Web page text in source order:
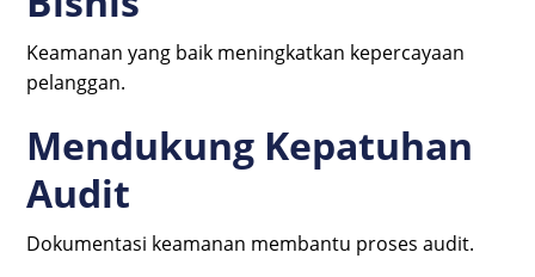
Keamanan yang baik meningkatkan kepercayaan
pelanggan.
Mendukung Kepatuhan
Audit
Dokumentasi keamanan membantu proses audit.